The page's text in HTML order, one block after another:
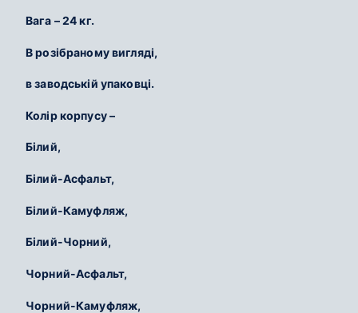
Вага – 24 кг.
В розібраному вигляді,
в заводській упаковці.
Колір корпусу –
Білий,
Білий-Асфальт,
Білий-Камуфляж,
Білий-Чорний,
Чорний-Асфальт,
Чорний-Камуфляж,